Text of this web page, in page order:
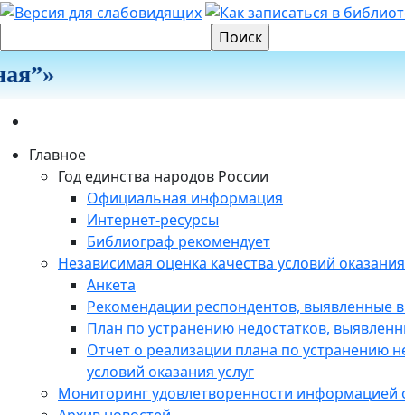
Главное
Год единства народов России
Официальная информация
Интернет-ресурсы
Библиограф рекомендует
Независимая оценка качества условий оказания
Анкета
Рекомендации респондентов, выявленные
План по устранению недостатков,
Отчет о реализации плана по устранению
условий оказания услуг
Мониторинг удовлетворенности информацией